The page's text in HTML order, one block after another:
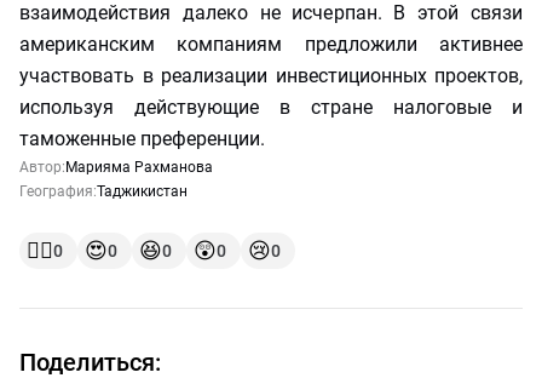
взаимодействия далеко не исчерпан. В этой связи
американским компаниям предложили активнее
участвовать в реализации инвестиционных проектов,
используя действующие в стране налоговые и
таможенные преференции.
Автор: Марияма Рахманова
География:Таджикистан
👍🏻0 😍0 😆0 😲0 😢0
Поделиться: